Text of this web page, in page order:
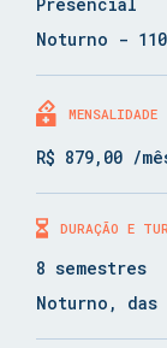
Noturno -
MENSALIDADE
R$ 879,00 /
DURAÇÃO E
8 semestres
Noturno, das